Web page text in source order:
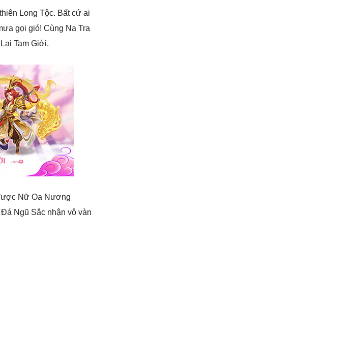
Long Tộc. Bất cứ ai
gọi gió! Cùng Na Tra
Tam Giới.
Nữ Oa Nương
Ngũ Sắc nhận vô vàn